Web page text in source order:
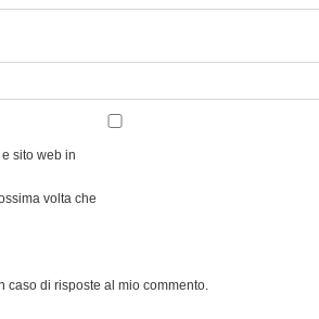
sito web in
volta che
caso di risposte al mio commento.